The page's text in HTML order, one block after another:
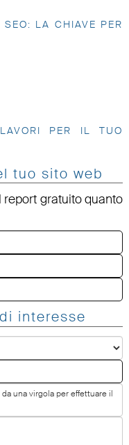
LA CHIAVE PER
PER IL TUO
tuo sito web
gratuito quanto
interesse